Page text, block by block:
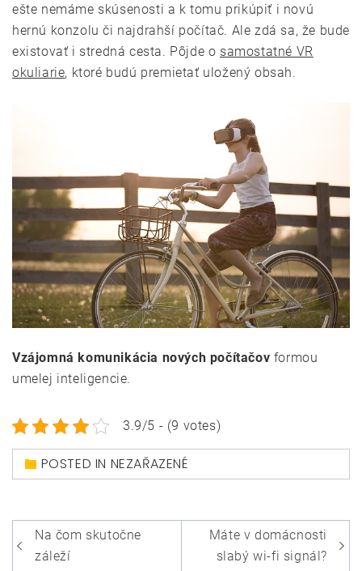
ešte nemáme skúsenosti a k tomu prikúpiť i novú
hernú konzolu či najdrahší počítač. Ale zdá sa, že bude
existovať i stredná cesta. Pôjde o samostatné VR
okuliarie, ktoré budú premietať uložený obsah.
Vzájomná komunikácia nových počítačov formou
umelej inteligencie.
3.9/5 - (9 votes)
POSTED IN NEZAŘAZENÉ
Navigace
pro
Na čom skutočne
záleží
Máte v domácnosti
slabý wi-fi signál?